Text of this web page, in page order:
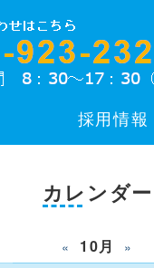
採用情報
カレンダー
« 10月 »